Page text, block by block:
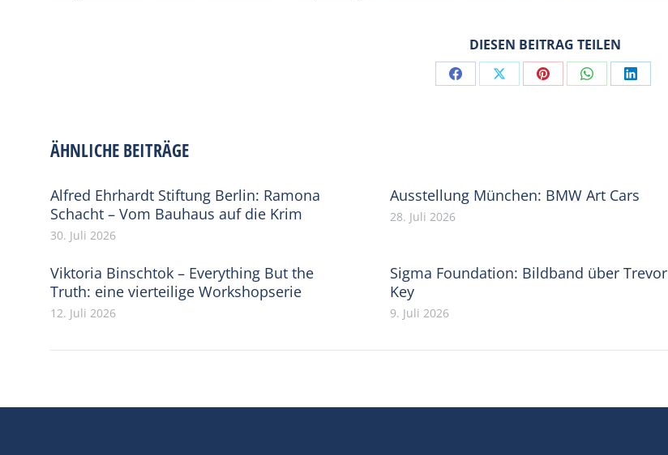
DIESEN BEITRAG TEILEN
Share Share Share Share Share
ÄHNLICHE BEITRÄGE
Alfred Ehrhardt Stiftung Berlin: Ramona
Schacht – Vom Bauhaus auf die Krim
30. Juli 2026
Ausstellung München: BMW Art Cars
28. Juli 2026
Viktoria Binschtok – Everything But the
Truth: eine vierteilige Workshopserie
12. Juli 2026
Sigma Foundation: Bildband über Trevor
Key
9. Juli 2026